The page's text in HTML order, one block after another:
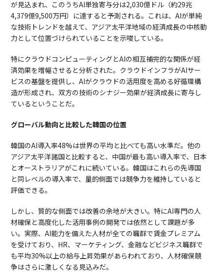
が見込まれ、このうちAI単独寄与分は2,030億ドル（約29兆
4,379億9,500万円）に達すると予測される。これは、AIが単純
な技術トレンドを越えて、アジア太平洋地域の経済成長の中核動
力として位置づけられていることを示唆している。
特にクラウドコンピューティングとAIの相互補完的な関係が経
済効果を増幅させると分析された。クラウドインフラがAIサー
ビスの基盤を提供し、AIがクラウドの活用度を高める好循環構
造が形成され、双方の技術のシナジー効果が経済成長に寄与し
ているということだ。
グローバル動向と比較した韓国の位置
韓国のAI導入率48%は世界の平均と比べても高い水準だ。他の
アジア太平洋諸国と比較すると、中国が最も高い導入率で、日本
とオーストラリアがこれに続いている。韓国はこれらの先導国
と同レベルの導入率で、量的側面では競争力を維持していると
評価できる。
しかし、質的な側面では改善の余地が大きい。特にAI専門の人
材確保と高度化した活用事例の開発では依然として課題が多
い。実際、AI能力を備えた人材が全ての職群で賃金プレミアム
を受けており、HR、マーケティング、金融などビジネス職群で
も平均30%以上の給与上昇効果があらわれており、人材確保競
争はさらに激しくなる見込みだ。